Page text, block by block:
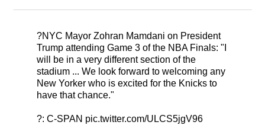
?NYC Mayor Zohran Mamdani on President
Trump attending Game 3 of the NBA Finals: "I
will be in a very different section of the
stadium ... We look forward to welcoming any
New Yorker who is excited for the Knicks to
have that chance."
?: C-SPAN pic.twitter.com/ULCS5jgV96